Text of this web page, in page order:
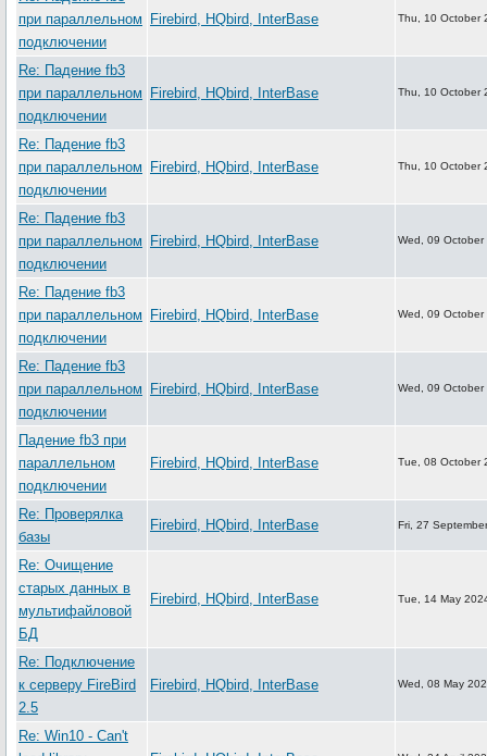
при параллельном
подключении
Firebird, HQbird, InterBase Thu, 10 October
Re: Падение fb3
при параллельном
подключении
Firebird, HQbird, InterBase Thu, 10 October
Re: Падение fb3
при параллельном
подключении
Firebird, HQbird, InterBase Thu, 10 October
Re: Падение fb3
при параллельном
подключении
Firebird, HQbird, InterBase Wed, 09
Re: Падение fb3
при параллельном
подключении
Firebird, HQbird, InterBase Wed, 09
Re: Падение fb3
при параллельном
подключении
Firebird, HQbird, InterBase Wed, 09
Падение fb3 при
параллельном
подключении
Firebird, HQbird, InterBase Tue, 08 October
Re: Проверялка
базы
Firebird, HQbird, InterBase Fri, 27
Re: Очищение
старых данных в
мультифайловой
БД
Firebird, HQbird, InterBase Tue, 14 May
Re: Подключение
к серверу FireBird
2.5
Firebird, HQbird, InterBase Wed, 08 May
Re: Win10 - Can't